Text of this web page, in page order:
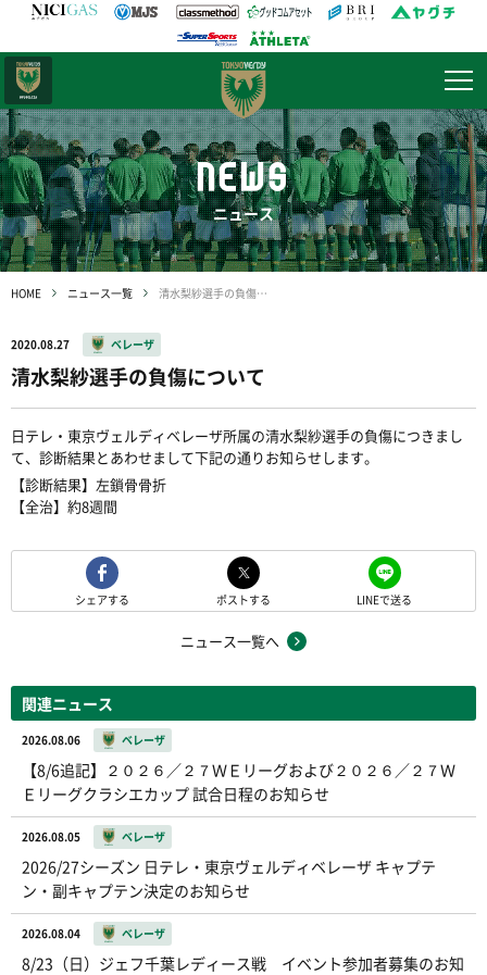
NEWS
ニュース
HOME ニュース一覧 清水梨紗選手の負傷について
2020.08.27 ベレーザ
清水梨紗選手の負傷について
日テレ・東京ヴェルディベレーザ所属の清水梨紗選手の負傷につきまし
て、診断結果とあわせまして下記の通りお知らせします。
【診断結果】左鎖骨骨折
【全治】約8週間
シェアする ポストする LINEで送る
ニュース一覧へ
関連ニュース
2026.08.06 ベレーザ
【8/6追記】２０２６／２７ＷＥリーグおよび２０２６／２７Ｗ
Ｅリーグクラシエカップ 試合日程のお知らせ
2026.08.05 ベレーザ
2026/27シーズン 日テレ・東京ヴェルディベレーザ キャプテ
ン・副キャプテン決定のお知らせ
2026.08.04 ベレーザ
8/23（日）ジェフ千葉レディース戦 イベント参加者募集のお知